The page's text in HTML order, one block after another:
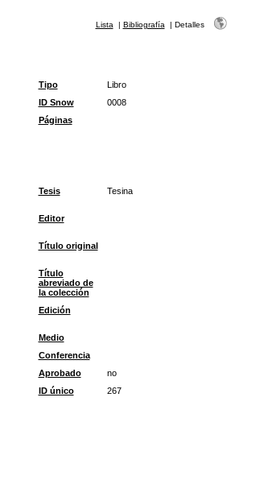
Lista | Bibliografía | Detalles
Tipo
Libro
ID Snow
0008
Páginas
Tesis Tesina
Editor
Título original
Título
abreviado de
la colección
Edición
Medio
Conferencia
Aprobado
no
ID único
267